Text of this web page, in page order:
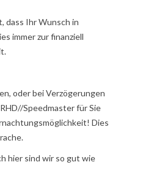
dass Ihr Wunsch in
immer zur finanziell
oder bei Verzögerungen
Speedmaster für Sie
Dies
hier sind wir so gut wie